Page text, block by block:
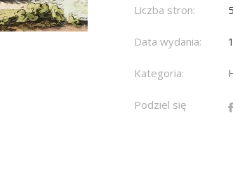
Liczba stron:
Data wydania:
Kategoria:
Podziel się